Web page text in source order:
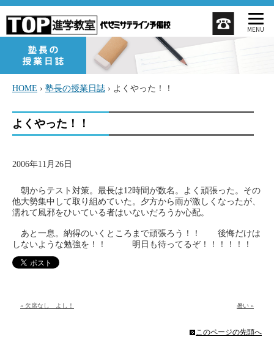
MENU
HOME › 塾長の授業日誌 › よくやった！！
よくやった！！
2006年11月26日
朝からテスト対策。最長は12時間が数名。よく頑張った。その
他大勢集中して取り組めていた。夕方から雨が激しくなったが、
濡れて風邪をひいている者はいないだろうか心配。
あと一息。納得のいくところまで頑張ろう！！ 後悔だけは
しないような勉強を！！ 明日も待ってるぞ！！！！！！
« 欠席なし よし！ 暑い »
このページの先頭へ